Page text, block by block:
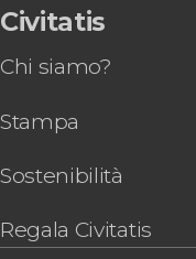
Trekking sull'Etna
Civitatis
Chi siamo?
Stampa
Sostenibilità
Regala Civitatis